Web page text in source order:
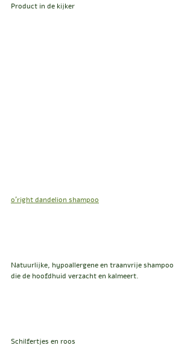
Product in de kijker
o'right dandelion shampoo
Natuurlijke, hypoallergene en traanvrije shampoo
die de hoofdhuid verzacht en kalmeert.
Schilfertjes en roos